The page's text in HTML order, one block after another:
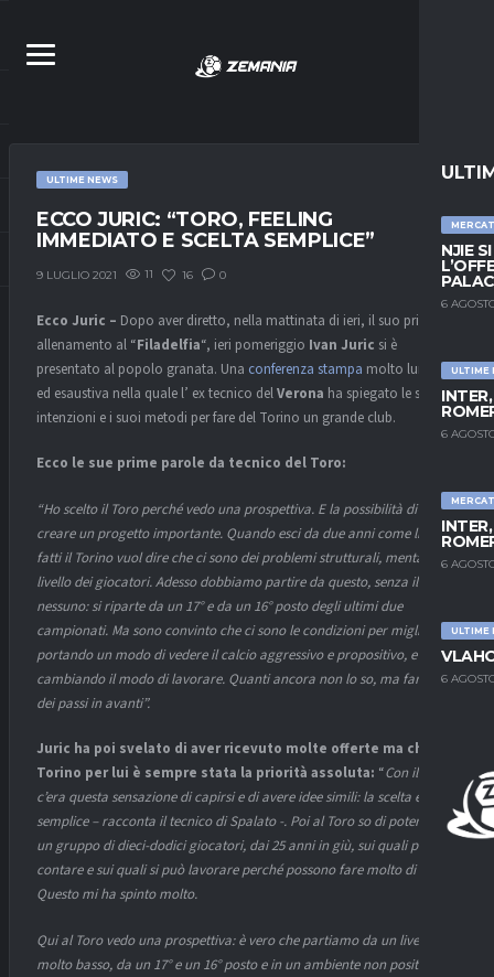
NJIE
6
ULTIME
6
6
ULTIME
6
ULTIME NEWS
ECCO JURIC: “TORO, FEELING
IMMEDIATO E SCELTA SEMPLICE”
9 LUGLIO 2021 11 16 0
Ecco Juric – Dopo aver diretto, nella mattinata di ieri, il suo primo
allenamento al “Filadelfia“, ieri pomeriggio Ivan Juric si è
presentato al popolo granata. Una conferenza stampa molto lunga
ed esaustiva nella quale l’ ex tecnico delVerona ha spiegato le sue
intenzioni e i suoi metodi per fare del Torino un grande club.
Ecco le sue prime parole da tecnico del Toro:
“Ho scelto il Toro perché vedo una prospettiva. E la possibilità di
creare un progetto importante. Quando esci da due anni come li ha
fatti il Torino vuol dire che ci sono dei problemi strutturali, mentali, a
livello dei giocatori. Adesso dobbiamo partire da questo, senza illudere
nessuno: si riparte da un 17° e da un 16° posto degli ultimi due
campionati. Ma sono convinto che ci sono le condizioni per migliorare,
portando un modo di vedere il calcio aggressivo e propositivo, e
cambiando il modo di lavorare. Quanti ancora non lo so, ma faremo
dei passi in avanti”.
Juric ha poi svelato di aver ricevuto molte offerte ma che il
Torino per lui è sempre stata la priorità assoluta: “Con il Toro
c’era questa sensazione di capirsi e di avere idee simili: la scelta è stata
semplice – racconta il tecnico di Spalato -. Poi al Toro so di poter avere
un gruppo di dieci-dodici giocatori, dai 25 anni in giù, sui quali posso
contare e sui quali si può lavorare perché possono fare molto di più.
Questo mi ha spinto molto.
Qui al Toro vedo una prospettiva: è vero che partiamo da un livello
molto basso, da un 17° e un 16° posto e in un ambiente non positivo,